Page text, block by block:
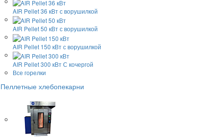
AIR Pellet 36 кВтс ворушилкой
AIR Pellet 50 кВтс ворушилкой
AIR Pellet 150 кВтс ворушилкой
AIR Pellet 300 кВтС кочергой
Все горелки
Пеллетные хлебопекарни